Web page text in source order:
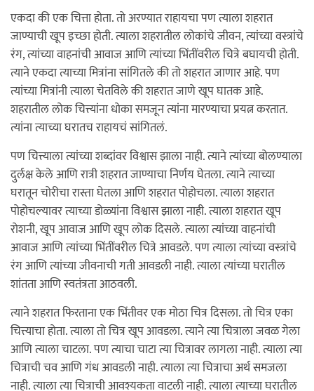
एकदा की एक चित्ता होता. तो अरण्यात राहायचा पण त्याला शहरात
जाण्याची खूप इच्छा होती. त्याला शहरातील लोकांचे जीवन, त्यांच्या वस्त्रांचे
रंग, त्यांच्या वाहनांची आवाज आणि त्यांच्या भिंतींवरील चित्रे बघायची होती.
त्याने एकदा त्याच्या मित्रांना सांगितले की तो शहरात जाणार आहे. पण
त्यांच्या मित्रांनी त्याला चेतविले की शहरात जाणे खूप घातक आहे.
शहरातील लोक चित्त्यांना धोका समजून त्यांना मारण्याचा प्रयत्न करतात.
त्यांना त्याच्या घरातच राहायचं सांगितलं.
पण चित्त्याला त्यांच्या शब्दांवर विश्वास झाला नाही. त्याने त्यांच्या बोलण्याला
दुर्लक्ष केले आणि रात्री शहरात जाण्याचा निर्णय घेतला. त्याने त्याच्या
घरातून चोरीचा रास्ता घेतला आणि शहरात पोहोचला. त्याला शहरात
पोहोचल्यावर त्याच्या डोळ्यांना विश्वास झाला नाही. त्याला शहरात खूप
रोशनी, खूप आवाज आणि खूप लोक दिसले. त्याला त्यांच्या वाहनांची
आवाज आणि त्यांच्या भिंतींवरील चित्रे आवडले. पण त्याला त्यांच्या वस्त्रांचे
रंग आणि त्यांच्या जीवनाची गती आवडली नाही. त्याला त्यांच्या घरातील
शांतता आणि स्वतंत्रता आठवली.
त्याने शहरात फिरताना एक भिंतीवर एक मोठा चित्र दिसला. तो चित्र एका
चित्त्याचा होता. त्याला तो चित्र खूप आवडला. त्याने त्या चित्राला जवळ गेला
आणि त्याला चाटला. पण त्याचा चाटा त्या चित्रावर लागला नाही. त्याला त्या
चित्राची चव आणि गंध आवडली नाही. त्याला त्या चित्राचा अर्थ समजला
नाही. त्याला त्या चित्राची आवश्यकता वाटली नाही. त्याला त्याच्या घरातील